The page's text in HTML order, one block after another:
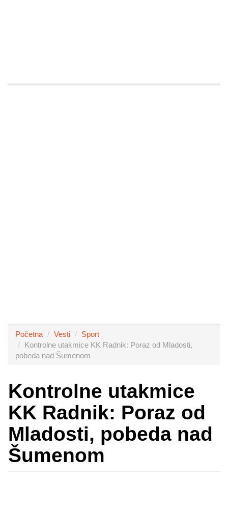
Početna Vesti
Sport
Kontrolne utakmice KK Radnik: Poraz od Mladosti,
pobeda nad Šumenom
Kontrolne utakmice
KK Radnik: Poraz od
Mladosti, pobeda nad
Šumenom